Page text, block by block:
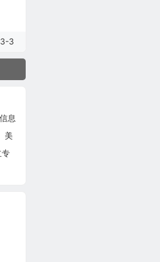
3
息
美
专